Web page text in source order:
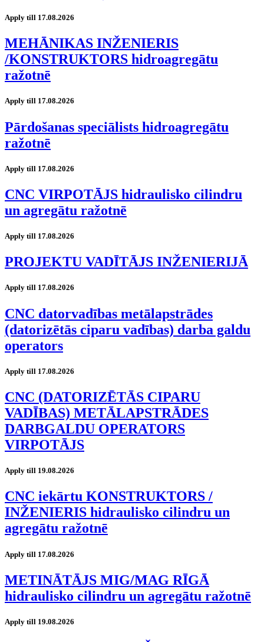
Apply till 17.08.2026
MEHĀNIKAS INŽENIERIS
/KONSTRUKTORS hidroagregātu
ražotnē
Apply till 17.08.2026
Pārdošanas speciālists hidroagregātu
ražotnē
Apply till 17.08.2026
CNC VIRPOTĀJS hidraulisko cilindru
un agregātu ražotnē
Apply till 17.08.2026
PROJEKTU VADĪTĀJS INŽENIERIJĀ
Apply till 17.08.2026
CNC datorvadības metālapstrādes
(datorizētās ciparu vadības) darba galdu
operators
Apply till 17.08.2026
CNC (DATORIZĒTĀS CIPARU
VADĪBAS) METĀLAPSTRĀDES
DARBGALDU OPERATORS
VIRPOTĀJS
Apply till 19.08.2026
CNC iekārtu KONSTRUKTORS /
INŽENIERIS hidraulisko cilindru un
agregātu ražotnē
Apply till 17.08.2026
METINĀTĀJS MIG/MAG RĪGĀ
hidraulisko cilindru un agregātu ražotnē
Apply till 19.08.2026